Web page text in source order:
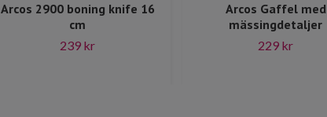
Arcos 2900 boning knife 16
cm
239 kr
Arcos Gaffel med
mässingdetaljer
229 kr